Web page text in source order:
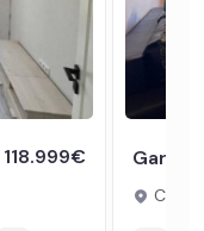
118.999€
Cluj-